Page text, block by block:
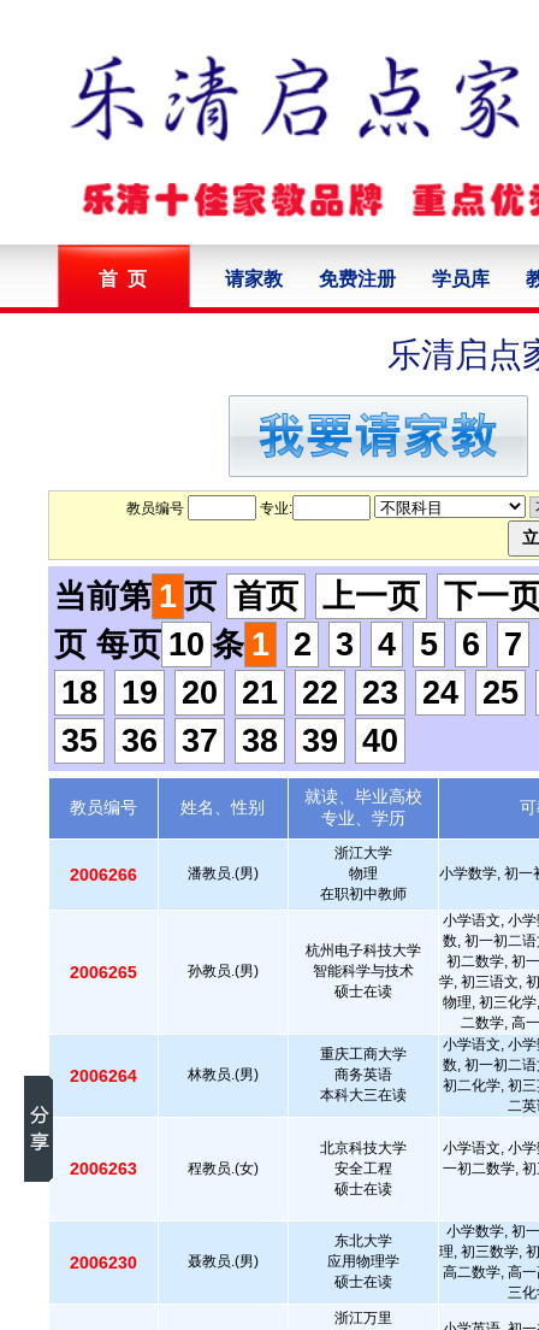
首 页 请家教 免费注册 学员库
乐清启点
教员编号 专业:
当前第 1 页 首页 上一页
下一
页 每页 10 条 1 2 3 4 5 6
7
18
19 20 21 22 23 24
25
35
36 37 38 39 40
教员编号 姓名、性别
就读、毕业高校
专业、学历
2006266 潘教员.(男)
浙江大学
物理
在职初中教师
小学数学, 初一
2006265 孙教员.(男)
杭州电子科技大学
智能科学与技术
硕士在读
小学语文, 小
数, 初一初二
初二数学, 初
学, 初三语文,
物理, 初三化
二数学, 高
2006264 林教员.(男)
重庆工商大学
商务英语
本科大三在读
小学语文, 小
数, 初一初二
初二化学, 初
二
2006263 程教员.(女)
北京科技大学
安全工程
硕士在读
小学语文, 小
一初二数学,
2006230 聂教员.(男)
东北大学
应用物理学
硕士在读
小学数学, 初
理, 初三数学,
高二数学, 高
三
浙江万里